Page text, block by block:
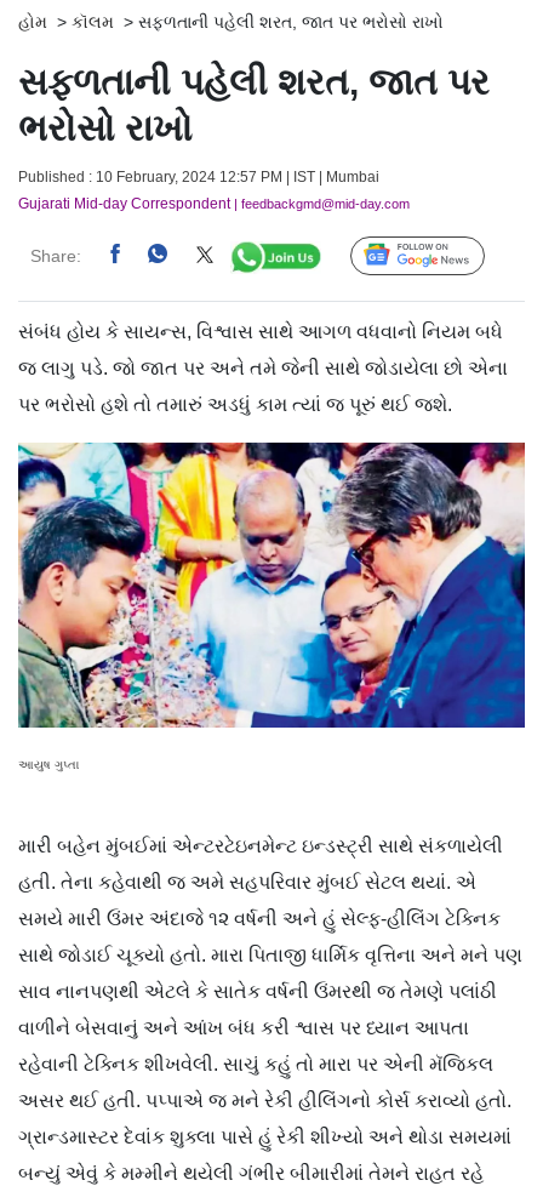
હોમ > કૉલમ > સફળતાની પહેલી શરત, જાત પર ભરોસો રાખો
સફળતાની પહેલી શરત, જાત પર
ભરોસો રાખો
Published : 10 February, 2024 12:57 PM | IST | Mumbai
Gujarati Mid-day Correspondent| feedbackgmd@mid-day.com
Share: Follow Us
સંબંધ હોય કે સાયન્સ, વિશ્વાસ સાથે આગળ વધવાનો નિયમ બધે
જ લાગુ પડે. જો જાત પર અને તમે જેની સાથે જોડાયેલા છો એના
પર ભરોસો હશે તો તમારું અડધું કામ ત્યાં જ પૂરું થઈ જશે.
આયુષ ગુપ્તા
મારી બહેન મુંબઈમાં એન્ટરટેઇનમેન્ટ ઇન્ડસ્ટ્રી સાથે સંકળાયેલી
હતી. તેના કહેવાથી જ અમે સહપરિવાર મુંબઈ સેટલ થયાં. એ
સમયે મારી ઉંમર અંદાજે ૧૨ વર્ષની અને હું સેલ્ફ-હીલિંગ ટેક્નિક
સાથે જોડાઈ ચૂક્યો હતો. મારા પિતાજી ધાર્મિક વૃત્તિના અને મને પણ
સાવ નાનપણથી એટલે કે સાતેક વર્ષની ઉંમરથી જ તેમણે પલાંઠી
વાળીને બેસવાનું અને આંખ બંધ કરી શ્વાસ પર ધ્યાન આપતા
રહેવાની ટેક્નિક શીખવેલી. સાચું કહું તો મારા પર એની મૅજિકલ
અસર થઈ હતી. પપ્પાએ જ મને રેકી હીલિંગનો કોર્સ કરાવ્યો હતો.
ગ્રાન્ડમાસ્ટર દેવાંક શુક્લા પાસે હું રેકી શીખ્યો અને થોડા સમયમાં
બન્યું એવું કે મમ્મીને થયેલી ગંભીર બીમારીમાં તેમને રાહત રહે